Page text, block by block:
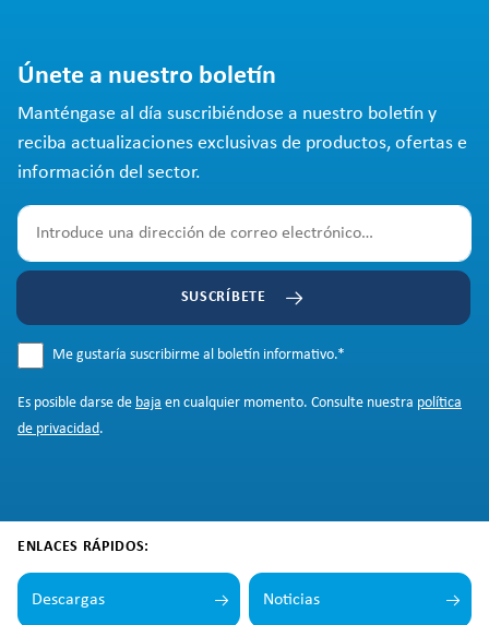
Únete a nuestro boletín
Manténgase al día suscribiéndose a nuestro boletín y
reciba actualizaciones exclusivas de productos, ofertas e
información del sector.
SUSCRÍBETE
Me gustaría suscribirme al boletín informativo.*
Es posible darse de baja en cualquier momento. Consulte nuestra política
de privacidad.
ENLACES RÁPIDOS:
Descargas Noticias